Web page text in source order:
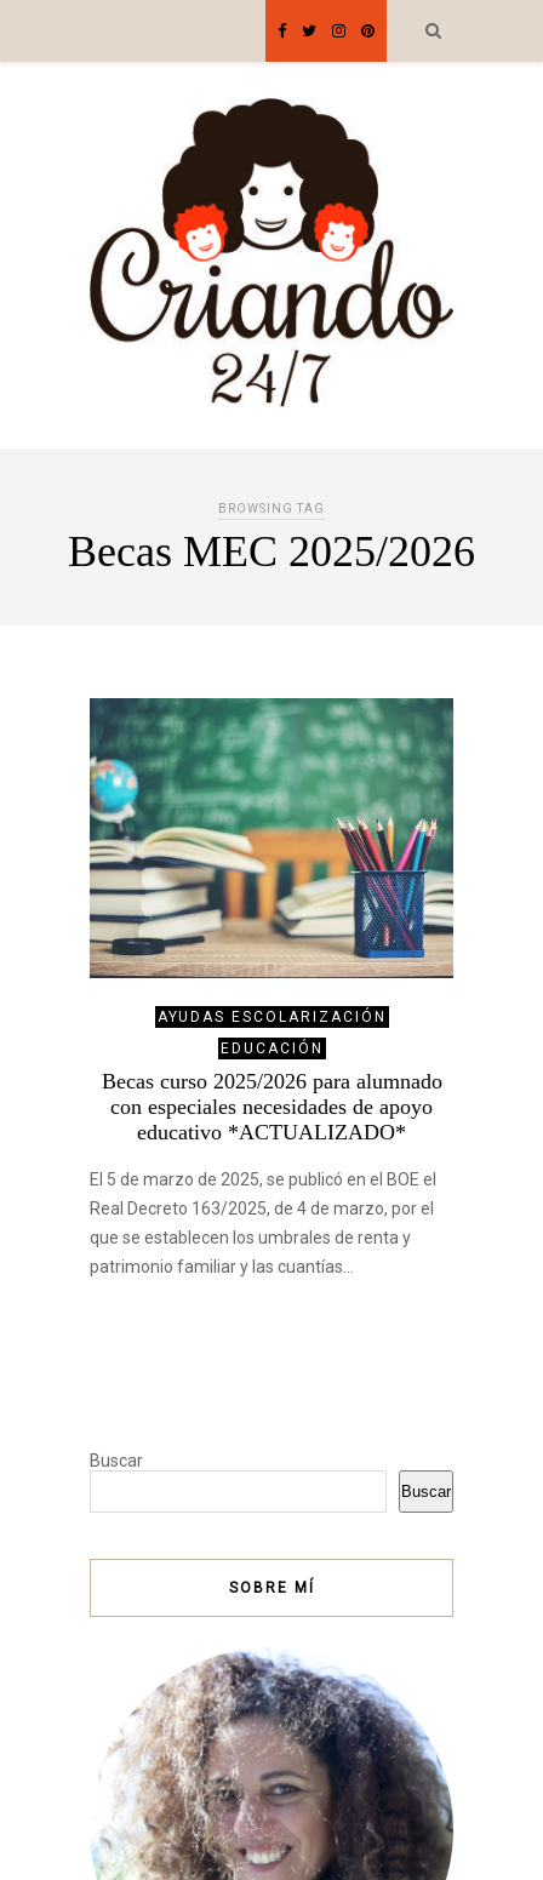
BROWSING TAG
Becas MEC 2025/2026
AYUDAS ESCOLARIZACIÓN
EDUCACIÓN
Becas curso 2025/2026 para alumnado
con especiales necesidades de apoyo
educativo *ACTUALIZADO*
El 5 de marzo de 2025, se publicó en el BOE el
Real Decreto 163/2025, de 4 de marzo, por el
que se establecen los umbrales de renta y
patrimonio familiar y las cuantías…
Buscar
Buscar
SOBRE MÍ